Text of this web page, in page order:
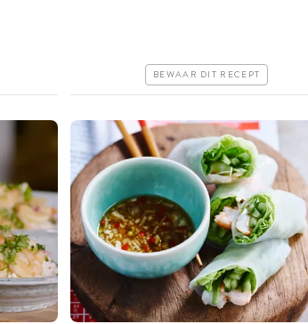
BEWAAR DIT RECEPT